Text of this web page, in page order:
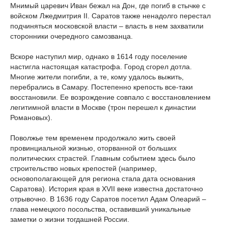
Мнимый царевич Иван бежал на Дон, где погиб в стычке с
войском Лжедмитрия II. Саратов также ненадолго перестал
подчиняться московской власти – власть в нем захватили
сторонники очередного самозванца.
Вскоре наступил мир, однако в 1614 году поселение
настигла настоящая катастрофа. Город сгорел дотла.
Многие жители погибли, а те, кому удалось выжить,
перебрались в Самару. Постепенно крепость все-таки
восстановили. Ее возрождение совпало с восстановлением
легитимной власти в Москве (трон перешел к династии
Романовых).
Поволжье тем временем продолжало жить своей
провинциальной жизнью, оторванной от больших
политических страстей. Главным событием здесь было
строительство новых крепостей (например,
основополагающей для региона стала дата основания
Саратова). История края в XVII веке известна достаточно
отрывочно. В 1636 году Саратов посетил Адам Олеарий –
глава немецкого посольства, оставивший уникальные
заметки о жизни тогдашней России.